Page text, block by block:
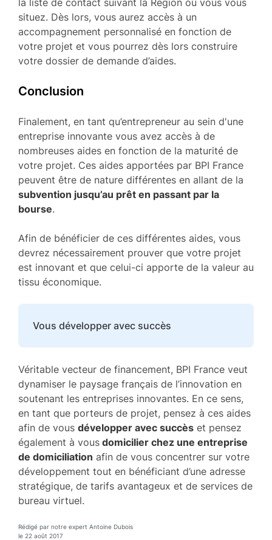
situez. Dès lors, vous aurez accès à un
accompagnement personnalisé en fonction de
votre projet et vous pourrez dès lors construire
votre dossier de demande d’aides.
Conclusion
Finalement, en tant qu’entrepreneur au sein d'une
entreprise innovante vous avez accès à de
nombreuses aides en fonction de la maturité de
votre projet. Ces aides apportées par BPI France
peuvent être de nature différentes en allant de la
subvention jusqu’au prêt en passant par la
bourse.
Afin de bénéficier de ces différentes aides, vous
devrez nécessairement prouver que votre projet
est innovant et que celui-ci apporte de la valeur au
tissu économique.
Vous développer avec succès
Véritable vecteur de financement, BPI France veut
dynamiser le paysage français de l’innovation en
soutenant les entreprises innovantes. En ce sens,
en tant que porteurs de projet, pensez à ces aides
afin de vous développer avec succès et pensez
également à vous domicilier chez une entreprise
de domiciliation afin de vous concentrer sur votre
développement tout en bénéficiant d’une adresse
stratégique, de tarifs avantageux et de services de
bureau virtuel.
Rédigé par notre expert Antoine Dubois
le 22 août 2017